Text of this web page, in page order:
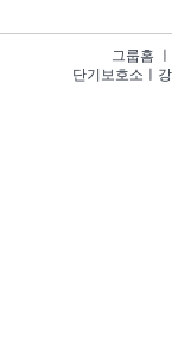
그룹홈
단기보호소ㅣ